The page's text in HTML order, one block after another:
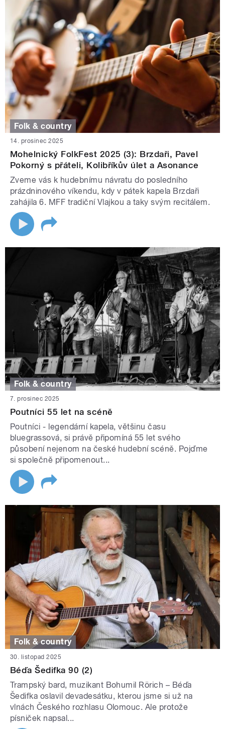
Folk & country
14. prosinec 2025
Mohelnický FolkFest 2025 (3): Brzdaři, Pavel
Pokorný s přáteli, Kolibříkův úlet a Asonance
Zveme vás k hudebnímu návratu do posledního
prázdninového víkendu, kdy v pátek kapela Brzdaři
zahájila 6. MFF tradiční Vlajkou a taky svým recitálem.
Folk & country
7. prosinec 2025
Poutníci 55 let na scéně
Poutníci - legendární kapela, většinu času
bluegrassová, si právě připomíná 55 let svého
působení nejenom na české hudební scéně. Pojďme
si společně připomenout...
Folk & country
30. listopad 2025
Béďa Šedifka 90 (2)
Trampský bard, muzikant Bohumil Rörich – Béďa
Šedifka oslavil devadesátku, kterou jsme si už na
vlnách Českého rozhlasu Olomouc. Ale protože
písniček napsal...